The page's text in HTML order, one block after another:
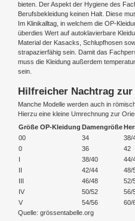
bieten. Der Aspekt der Hygiene des
Berufsbekleidung keinen Halt. Diese
Im Klinikalltag, in welchem die OP-
überdies Wert auf autoklavierbare
Material der Kasacks, Schlupfhosen
strapazierfähig sein. Damit das
muss die Kleidung außerdem
sein.
Hilfreicher Nachtrag
Manche Modelle werden auch in
Hierzu eine kleine Umrechnung zur
Größe OP-Kleidung Damengröße
00
34 38/
0
36 42
38/40 44/
42/44 48/
46/48 52/
IV
50/52 56/
V
54/56 60/
Quelle: grössentabelle.org